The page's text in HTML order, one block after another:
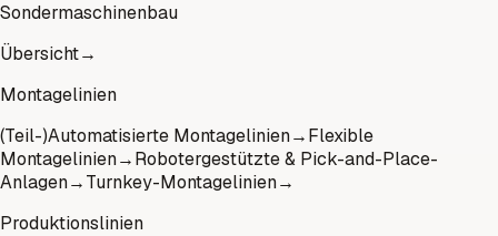
Sondermaschinenbau
Übersicht→
Montagelinien
(Teil-)Automatisierte Montagelinien→Flexible
Montagelinien→Robotergestützte & Pick-and-Place-
Anlagen→Turnkey-Montagelinien→
Produktionslinien